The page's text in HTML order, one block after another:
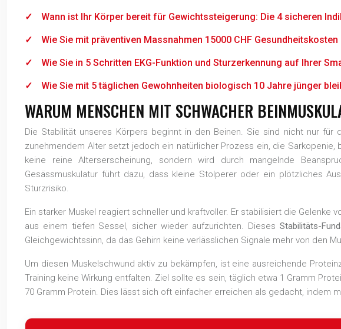
Wann ist Ihr Körper bereit für Gewichtssteigerung: Die 4 sicheren
Wie Sie mit präventiven Massnahmen 15000 CHF
Wie Sie in 5 Schritten EKG-Funktion und Sturzerkennung auf Ihrer
Wie Sie mit 5 täglichen Gewohnheiten biologisch 10 Jahre jünger
WARUM MENSCHEN MIT SCHWACHER
Die Stabilität unseres Körpers beginnt in den Beinen. Sie sind nicht nur
zunehmendem Alter setzt jedoch ein natürlicher Prozess ein, die
keine reine Alterserscheinung, sondern wird durch mangelnde
Gesässmuskulatur führt dazu, dass kleine Stolperer oder ein plötzliches
Sturzrisiko.
Ein starker Muskel reagiert schneller und kraftvoller. Er stabilisiert die
aus einem tiefen Sessel, sicher wieder aufzurichten. Dieses Stabilitäts-
Gleichgewichtssinn, da das Gehirn keine verlässlichen Signale mehr von den
Um diesen Muskelschwund aktiv zu bekämpfen, ist eine ausreichende
Training keine Wirkung entfalten. Ziel sollte es sein, täglich etwa 1 Gramm
70 Gramm Protein. Dies lässt sich oft einfacher erreichen als gedacht, indem